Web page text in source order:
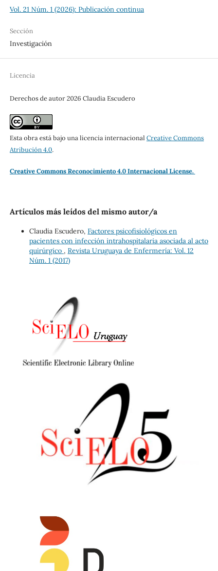
Vol. 21 Núm. 1 (2026): Publicación continua
Sección
Investigación
Licencia
Derechos de autor 2026 Claudia Escudero
Esta obra está bajo una licencia internacional Creative Commons
Atribución 4.0.
Creative Commons Reconocimiento 4.0 Internacional License.
Artículos más leídos del mismo autor/a
Claudia Escudero, Factores psicofisiológicos en
pacientes con infección intrahospitalaria asociada al acto
quirúrgico , Revista Uruguaya de Enfermería: Vol. 12
Núm. 1 (2017)